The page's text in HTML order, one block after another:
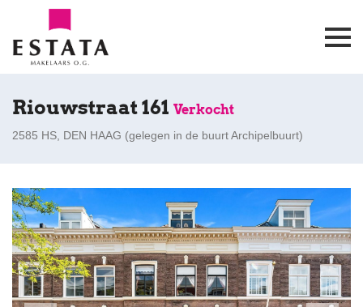
Riouwstraat 161 Verkocht
2585 HS, DEN HAAG (gelegen in de buurt Archipelbuurt)